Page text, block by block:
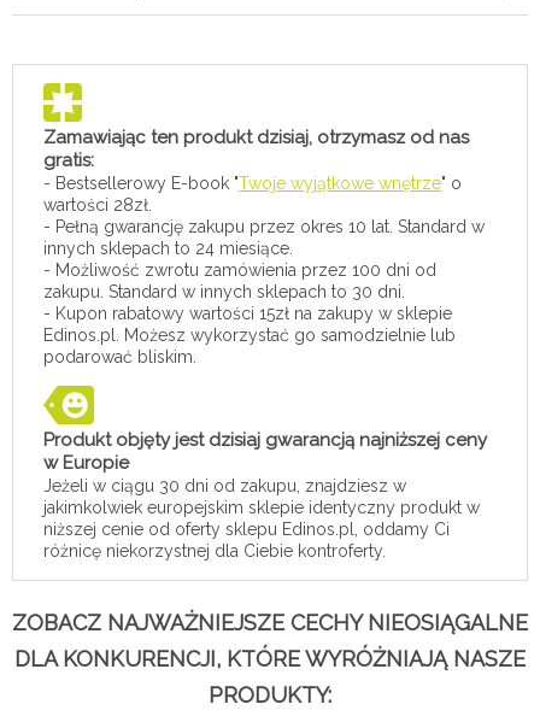
Zamawiając ten produkt dzisiaj, otrzymasz od nas
gratis:
- Bestsellerowy E-book "Twoje wyjątkowe wnętrze" o
wartości 28zł.
- Pełną gwarancję zakupu przez okres 10 lat. Standard w
innych sklepach to 24 miesiące.
- Możliwość zwrotu zamówienia przez 100 dni od
zakupu. Standard w innych sklepach to 30 dni.
- Kupon rabatowy wartości 15zł na zakupy w sklepie
Edinos.pl. Możesz wykorzystać go samodzielnie lub
podarować bliskim.
Produkt objęty jest dzisiaj gwarancją najniższej ceny
w Europie
Jeżeli w ciągu 30 dni od zakupu, znajdziesz w
jakimkolwiek europejskim sklepie identyczny produkt w
niższej cenie od oferty sklepu Edinos.pl, oddamy Ci
różnicę niekorzystnej dla Ciebie kontroferty.
ZOBACZ NAJWAŻNIEJSZE CECHY NIEOSIĄGALNE
DLA KONKURENCJI, KTÓRE WYRÓŻNIAJĄ NASZE
PRODUKTY: